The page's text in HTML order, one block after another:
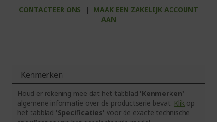
CONTACTEER ONS |
MAAK EEN ZAKELIJK ACCOUNT
AAN
Kenmerken
Houd er rekening mee dat het tabblad 'Kenmerken'
algemene informatie over de productserie bevat. Klik op
het tabblad 'Specificaties' voor de exacte technische